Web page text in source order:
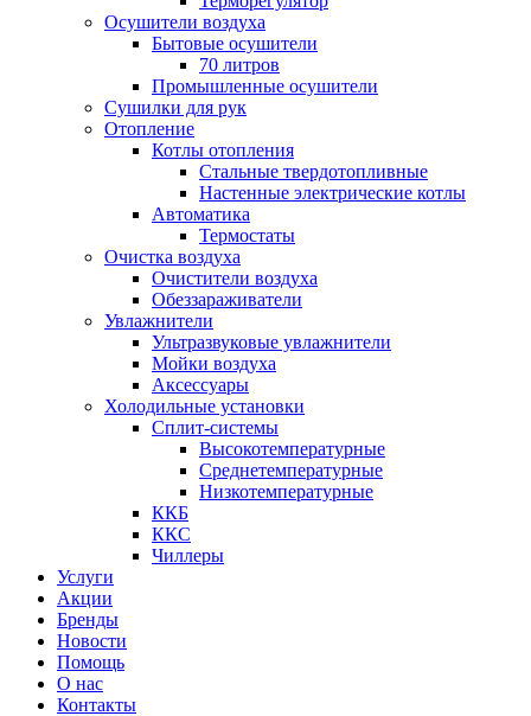
Осушители воздуха
Бытовые осушители
70 литров
Промышленные осушители
Сушилки для рук
Отопление
Котлы отопления
Стальные твердотопливные
Настенные электрические котлы
Автоматика
Термостаты
Очистка воздуха
Очистители воздуха
Обеззараживатели
Увлажнители
Ультразвуковые увлажнители
Мойки воздуха
Аксессуары
Холодильные установки
Сплит-системы
Высокотемпературные
Среднетемпературные
Низкотемпературные
ККБ
ККС
Чиллеры
Услуги
Акции
Бренды
Новости
Помощь
О нас
Контакты